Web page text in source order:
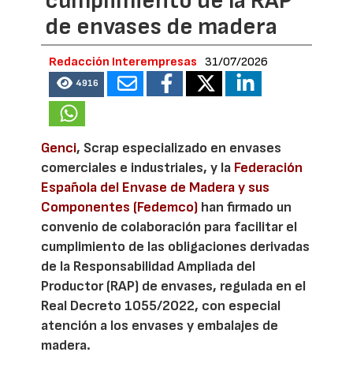
de envases de madera
Redacción Interempresas 31/07/2026
4916
Genci, Scrap especializado en envases
comerciales e industriales, y la Federación
Española del Envase de Madera y sus
Componentes (Fedemco) han firmado un
convenio de colaboración para facilitar el
cumplimiento de las obligaciones derivadas
de la Responsabilidad Ampliada del
Productor (RAP) de envases, regulada en el
Real Decreto 1055/2022, con especial
atención a los envases y embalajes de
madera.